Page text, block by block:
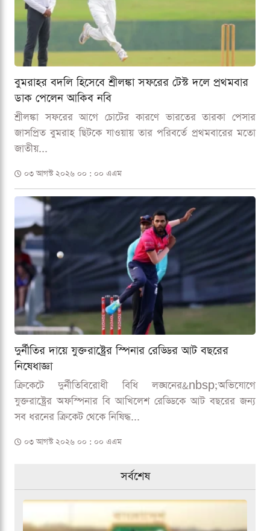
বুমরাহর বদলি হিসেবে শ্রীলঙ্কা সফরের টেস্ট দলে প্রথমবার
ডাক পেলেন আকিব নবি
শ্রীলঙ্কা সফরের আগে চোটের কারণে ভারতের তারকা পেসার
জাসপ্রিত বুমরাহ ছিটকে যাওয়ায় তার পরিবর্তে প্রথমবারের মতো
জাতীয়...
০৩ আগস্ট ২০২৬ ০০ : ০০ এএম
দুর্নীতির দায়ে যুক্তরাষ্ট্রের স্পিনার রেড্ডির আট বছরের
নিষেধাজ্ঞা
ক্রিকেটে দুর্নীতিবিরোধী বিধি লঙ্ঘনের&nbsp;অভিযোগে
যুক্তরাষ্ট্রের অফস্পিনার বি আখিলেশ রেড্ডিকে আট বছরের জন্য
সব ধরনের ক্রিকেট থেকে নিষিদ্ধ...
০৩ আগস্ট ২০২৬ ০০ : ০০ এএম
সর্বশেষ